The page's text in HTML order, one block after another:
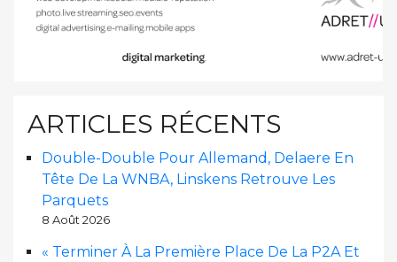
ARTICLES RÉCENTS
Double-Double Pour Allemand, Delaere En
Tête De La WNBA, Linskens Retrouve Les
Parquets
8 Août 2026
« Terminer À La Première Place De La P2A Et